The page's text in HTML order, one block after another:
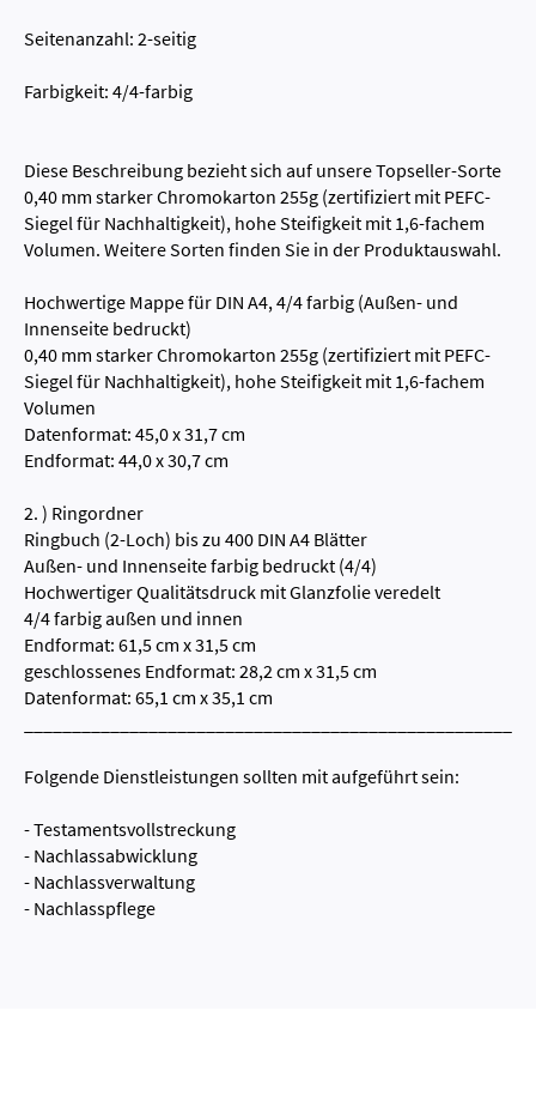
Seitenanzahl: 2-seitig
Farbigkeit: 4/4-farbig
Diese Beschreibung bezieht sich auf unsere Topseller-Sorte
0,40 mm starker Chromokarton 255g (zertifiziert mit PEFC-
Siegel für Nachhaltigkeit), hohe Steifigkeit mit 1,6-fachem
Volumen. Weitere Sorten finden Sie in der Produktauswahl.
Hochwertige Mappe für DIN A4, 4/4 farbig (Außen- und
Innenseite bedruckt)
0,40 mm starker Chromokarton 255g (zertifiziert mit PEFC-
Siegel für Nachhaltigkeit), hohe Steifigkeit mit 1,6-fachem
Volumen
Datenformat: 45,0 x 31,7 cm
Endformat: 44,0 x 30,7 cm
2. ) Ringordner
Ringbuch (2-Loch) bis zu 400 DIN A4 Blätter
Außen- und Innenseite farbig bedruckt (4/4)
Hochwertiger Qualitätsdruck mit Glanzfolie veredelt
4/4 farbig außen und innen
Endformat: 61,5 cm x 31,5 cm
geschlossenes Endformat: 28,2 cm x 31,5 cm
Datenformat: 65,1 cm x 35,1 cm
Folgende Dienstleistungen sollten mit aufgeführt sein:
- Testamentsvollstreckung
- Nachlassabwicklung
- Nachlassverwaltung
- Nachlasspflege